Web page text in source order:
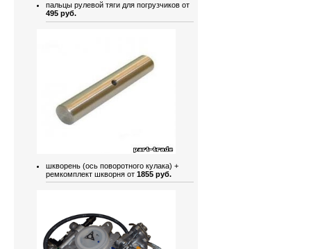
пальцы рулевой тяги для погрузчиков от
495 руб.
шкворень (ось поворотного кулака) +
ремкомплект шкворня от 1855 руб.